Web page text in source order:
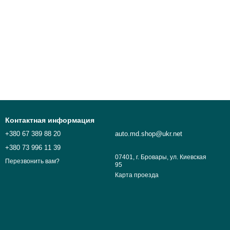
Контактная информация
+380 67 389 88 20
+380 73 996 11 39
Перезвонить вам?
auto.md.shop@ukr.net
07401, г. Бровары, ул. Киевская
95
Карта проезда